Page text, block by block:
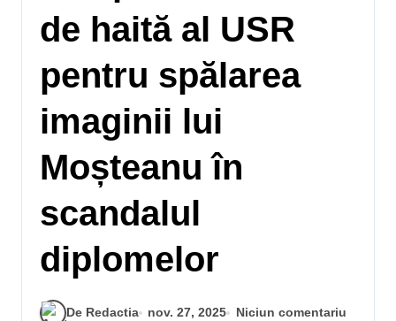
de haită al USR
pentru spălarea
imaginii lui
Moșteanu în
scandalul
diplomelor
De Redactia nov. 27, 2025 Niciun comentariu